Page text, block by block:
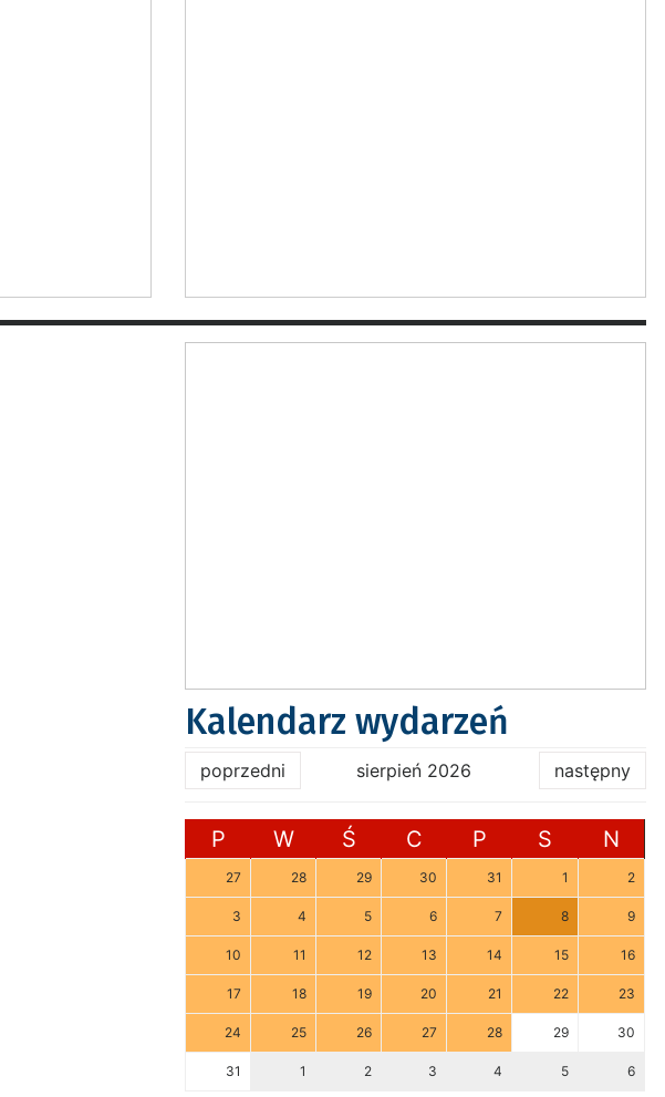
Kalendarz wydarzeń
poprzedni sierpień 2026 następny
P W Ś C P S N
27 28 29 30 31 1 2
3 4 5 6 7 8 9
10 11 12 13 14 15 16
17 18 19 20 21 22 23
24 25 26 27 28 29 30
31 1 2 3 4 5 6